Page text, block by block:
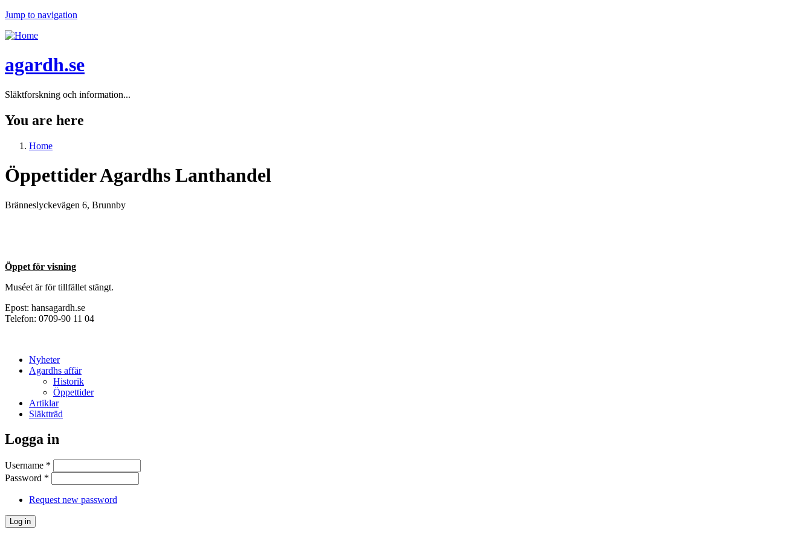
Jump to navigation
agardh.se
Släktforskning och information...
You are here
Home
Öppettider Agardhs Lanthandel
Bränneslyckevägen 6, Brunnby
Öppet för visning
Muséet är för tillfället stängt.
Epost: hansagardh.se
Telefon: 0709-90 11 04
Nyheter
Agardhs affär
Historik
Öppettider
Artiklar
Släktträd
Logga in
Username *
Password *
Request new password